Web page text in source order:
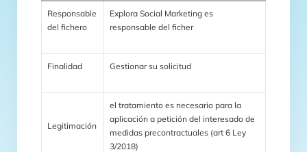
Responsable
del fichero
Explora Social Marketing es
responsable del ficher
Finalidad Gestionar su solicitud
Legitimación
el tratamiento es necesario para la
aplicación a petición del interesado de
medidas precontractuales (art 6 Ley
3/2018)